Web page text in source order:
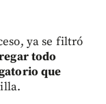
ya se filtró
todo
que